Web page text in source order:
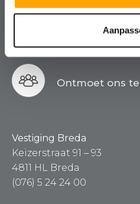
Ontmoet ons
Vestiging Breda
Keizerstraat 91 – 93
4811 HL Breda
(076) 5 24 24 00